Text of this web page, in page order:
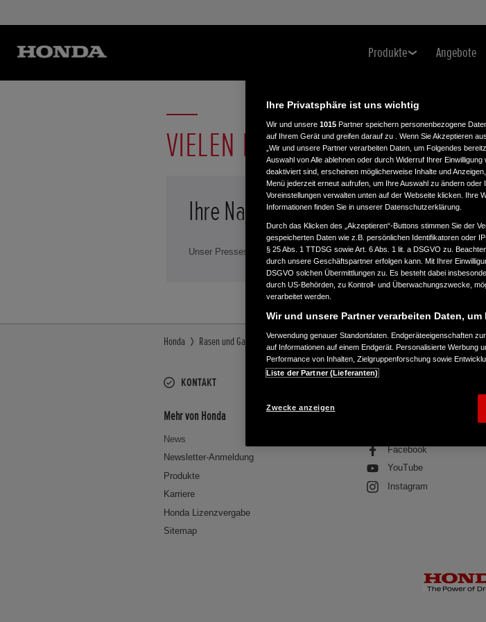
Produkte Angebote
VIELEN DANK
Ihre Nachricht wurde erfolgreich
Unser Presseservice wird Sie in Kürze kontaktieren.
Honda Rasen und Garten Honda erleben Presseservice Power Equipment
KONTAKT
Mehr von Honda
News
Newsletter-Anmeldung
Produkte
Karriere
Honda Lizenzvergabe
Sitemap
Facebook
YouTube
Instagram
Ihre Privatsphäre ist uns wichtig
Wir und unsere 1015 Partner speichern personenbezogene
auf Ihrem Gerät und greifen darauf zu . Wenn Sie Akzeptieren
„Wir und unsere Partner verarbeiten Daten, um Folgendes
Auswahl von Alle ablehnen oder durch Widerruf Ihrer
deaktiviert sind, erscheinen möglicherweise Inhalte und
Menü jederzeit erneut aufrufen, um Ihre Auswahl zu ändern
Voreinstellungen verwalten unten auf der Webseite klicken. Ihre
Informationen finden Sie in unserer Datenschutzerklärung.
Durch das Klicken des „Akzeptieren“-Buttons stimmen Sie der
gespeicherten Daten wie z.B. persönlichen Identifikatoren oder
§ 25 Abs. 1 TTDSG sowie Art. 6 Abs. 1 lit. a DSGVO zu.
durch unsere Geschäftspartner erfolgen kann. Mit Ihrer
DSGVO solchen Übermittlungen zu. Es besteht dabei
durch US-Behörden, zu Kontroll- und Überwachungszwecke,
verarbeitet werden.
Wir und unsere Partner verarbeiten Daten,
Verwendung genauer Standortdaten. Endgeräteeigenschaften
auf Informationen auf einem Endgerät. Personalisierte Werbung
Performance von Inhalten, Zielgruppenforschung sowie
Liste der Partner (Lieferanten)
Zwecke anzeigen